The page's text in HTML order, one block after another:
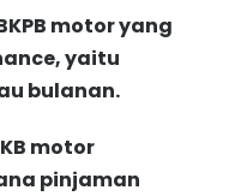
motor yang
yaitu
bulanan.
motor
pinjaman